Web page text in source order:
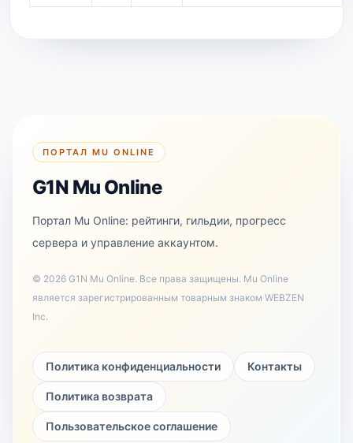
ПОРТАЛ MU ONLINE
G1N Mu Online
Портал Mu Online: рейтинги, гильдии, прогресс
сервера и управление аккаунтом.
© 2026 G1N Mu Online. Все права защищены. Mu Online
является зарегистрированным товарным знаком WEBZEN
Inc.
Политика конфиденциальности Контакты
Политика возврата
Пользовательское соглашение